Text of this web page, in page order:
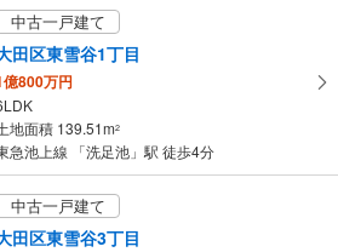
土地面積 96.55m
急池上線 「洗足池」駅 徒歩14分
中古一戸建て
田区東雪谷1丁目
億800万円
地面積 139.51m2
急池上線 「洗足池」駅 徒歩4分
中古一戸建て
田区東雪谷3丁目